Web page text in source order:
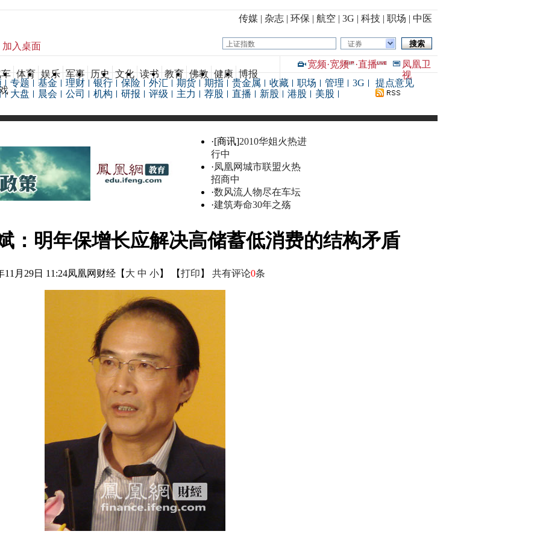
传媒| 杂志| 环保 | 航空 | 3G | 科技| 职场 | 中医
加入桌面 证券
体育 娱乐 军事 历史 文化 读书 教育 佛教 健康 博报
宽频·宽频 ·直播
凤凰卫
视
专题 基金 理财 银行 保险 外汇 期货 期指 贵金属 收藏 职场 管理
3G
大盘 晨会 公司 机构 研报 评级 主力 荐股 直播 新股 港股 美股
提点意见
·[商讯]2010华姐火热进
行中
·凤凰网城市联盟火热
招商中
·数风流人物尽在车坛
·建筑寿命30年之殇
：明年保增长应解决高储蓄低消费的结构矛盾
11月29日 11:24凤凰网财经 【 大 中 小】 【打印 】 共有评论0条